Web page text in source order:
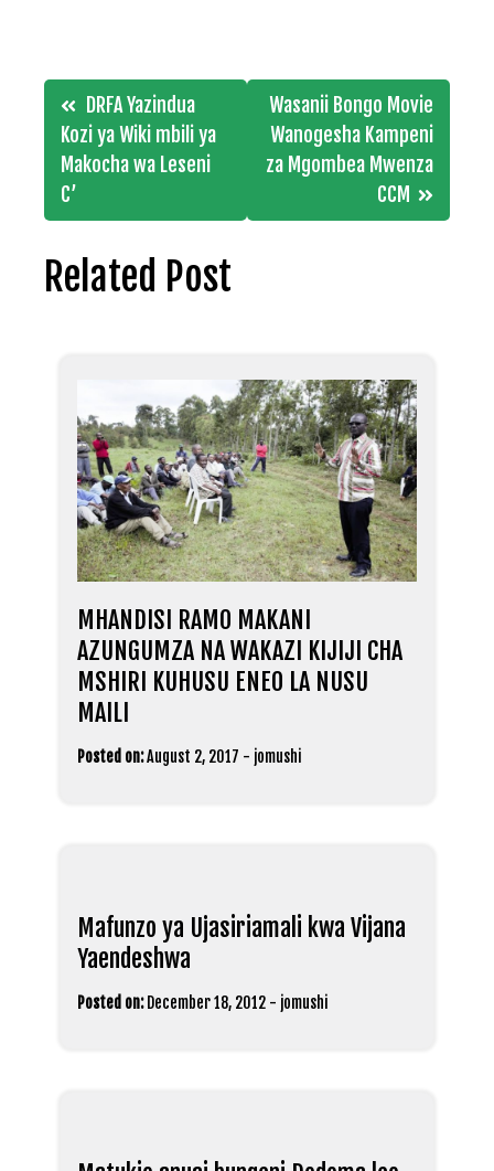
Post
navigation
DRFA Yazindua
Kozi ya Wiki mbili ya
Makocha wa Leseni
C’
Wasanii Bongo Movie
Wanogesha Kampeni
za Mgombea Mwenza
CCM
Related Post
MHANDISI RAMO MAKANI
AZUNGUMZA NA WAKAZI KIJIJI CHA
MSHIRI KUHUSU ENEO LA NUSU
MAILI
Posted on:August 2, 2017 - jomushi
Mafunzo ya Ujasiriamali kwa Vijana
Yaendeshwa
Posted on: December 18, 2012 - jomushi